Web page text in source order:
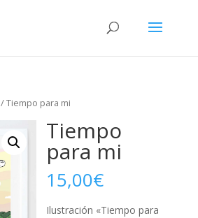
/ Tiempo para mi
Tiempo
para mi
15,00€
Ilustración «Tiempo para